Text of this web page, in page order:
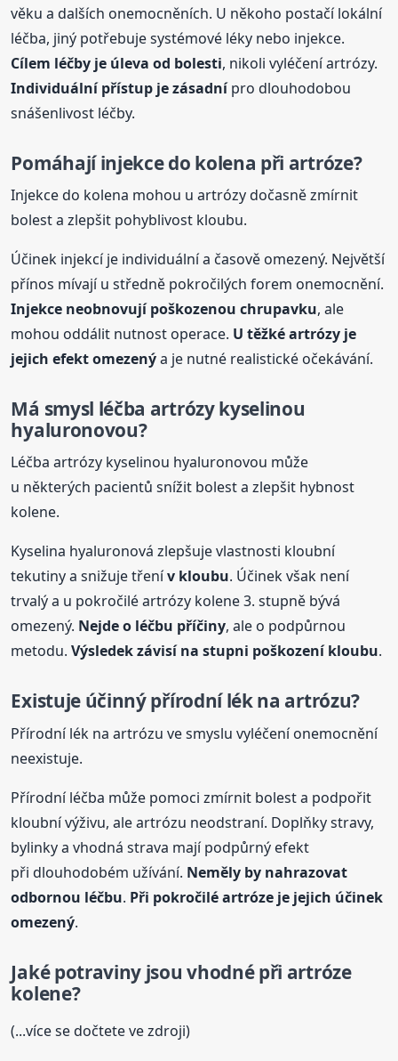
věku a dalších onemocněních. U někoho postačí lokální
léčba, jiný potřebuje systémové léky nebo injekce.
Cílem léčby je úleva od bolesti, nikoli vyléčení artrózy.
Individuální přístup je zásadnípro dlouhodobou
snášenlivost léčby.
Pomáhají injekce do kolena při artróze?
Injekce do kolena mohou u artrózy dočasně zmírnit
bolest a zlepšit pohyblivost kloubu.
Účinek injekcí je individuální a časově omezený. Největší
přínos mívají u středně pokročilých forem onemocnění.
Injekce neobnovují poškozenou chrupavku, ale
mohou oddálit nutnost operace. U těžké artrózy je
jejich efekt omezenýa je nutné realistické očekávání.
Má smysl léčba artrózy kyselinou
hyaluronovou?
Léčba artrózy kyselinou hyaluronovou může
u některých pacientů snížit bolest a zlepšit hybnost
kolene.
Kyselina hyaluronová zlepšuje vlastnosti kloubní
tekutiny a snižuje třenív kloubu. Účinek však není
trvalý a u pokročilé artrózy kolene 3. stupně bývá
omezený. Nejde o léčbu příčiny, ale o podpůrnou
metodu.Výsledek závisí na stupni poškození kloubu.
Existuje účinný přírodní lék na artrózu?
Přírodní lék na artrózu ve smyslu vyléčení onemocnění
neexistuje.
Přírodní léčba může pomoci zmírnit bolest a podpořit
kloubní výživu, ale artrózu neodstraní. Doplňky stravy,
bylinky a vhodná strava mají podpůrný efekt
při dlouhodobém užívání. Neměly by nahrazovat
odbornou léčbu. Při pokročilé artróze je jejich účinek
omezený.
Jaké potraviny jsou vhodné při artróze
kolene?
(...více se dočtete ve zdroji)